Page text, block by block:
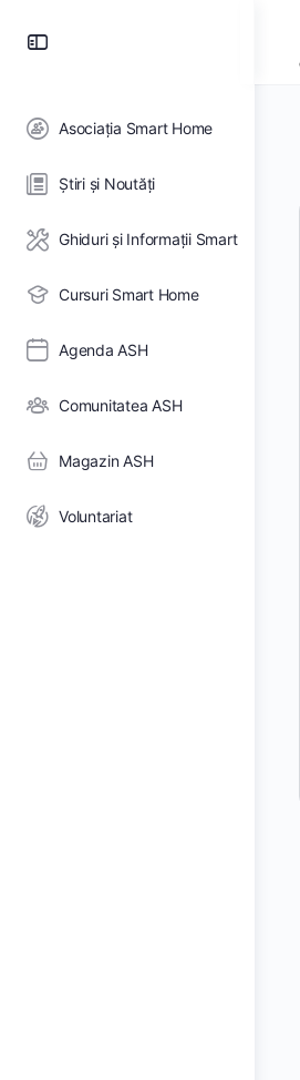
Asociația Smart Home
Știri și Noutăți
Ghiduri și Informații Smart
Cursuri Smart Home
Agenda ASH
Comunitatea ASH
Magazin ASH
Voluntariat